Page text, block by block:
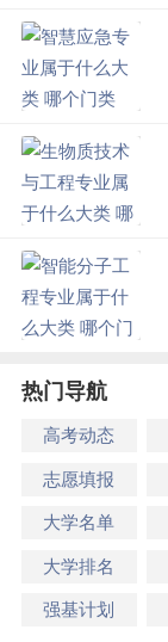
热门导航
高考动态
志愿填报
大学名单
大学排名
强基计划